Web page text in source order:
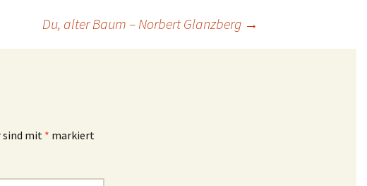
Du, alter Baum – Norbert Glanzberg →
sind mit * markiert